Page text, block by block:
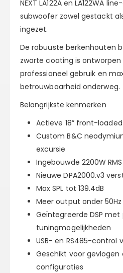
NEXT LA122A en LA122WA
subwoofer zowel gestackt
ingezet.
De robuuste berkenhouten
zwarte coating is
professioneel gebruik en
betrouwbaarheid onderweg.
Belangrijkste kenmerken
Actieve 18” front-
Custom B&C
excursie
Ingebouwde 2200W
Nieuwe DPA2000.v3
Max SPL tot 139.4dB
Meer output onder
Geïntegreerde DSP
tuningmogelijkheden
USB- en RS485-control
Geschikt voor gevlogen
configuraties